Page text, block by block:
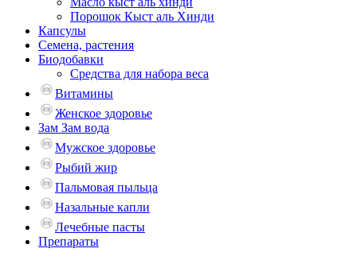
Порошок Кыст аль Хинди
Капсулы
Семена, растения
Биодобавки
Средства для набора веса
Витамины
Женское здоровье
Зам Зам вода
Мужское здоровье
Рыбий жир
Пальмовая пыльца
Назальные капли
Лечебные пасты
Препараты